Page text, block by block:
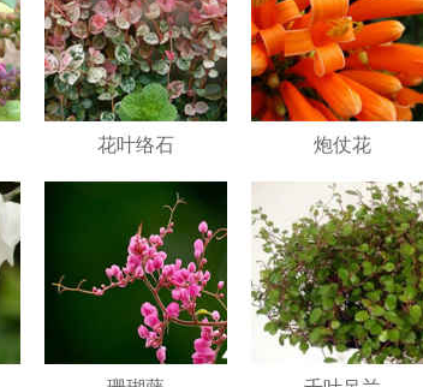
花叶络石 炮仗花